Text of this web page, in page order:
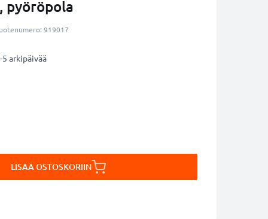
pyöröpola
919017
arkipäivää
LISÄÄ OSTOSKORIIN